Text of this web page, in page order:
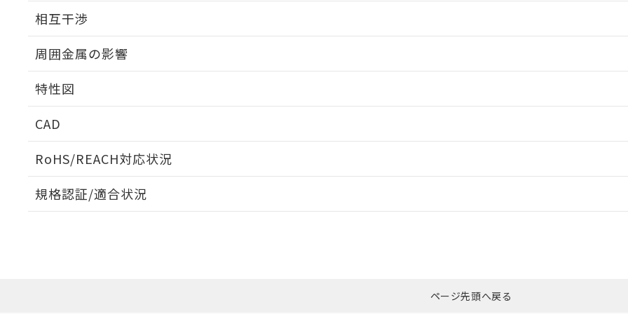
相互干渉
周囲金属の影響
特性図
CAD
RoHS/REACH対応状況
EU RoHS 注意事項・凡例
ダウンロードはこちら
規格認証/適合状況
ページ先頭へ戻る